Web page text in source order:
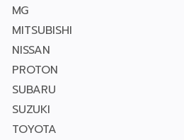
MG
MITSUBISHI
NISSAN
PROTON
SUBARU
SUZUKI
TOYOTA